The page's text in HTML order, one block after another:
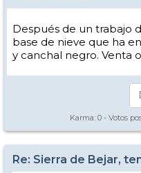
Después de un trabajo
base de nieve que ha
y canchal negro. Venta
Karma: 0 - Votos
Re: Sierra de Bejar,